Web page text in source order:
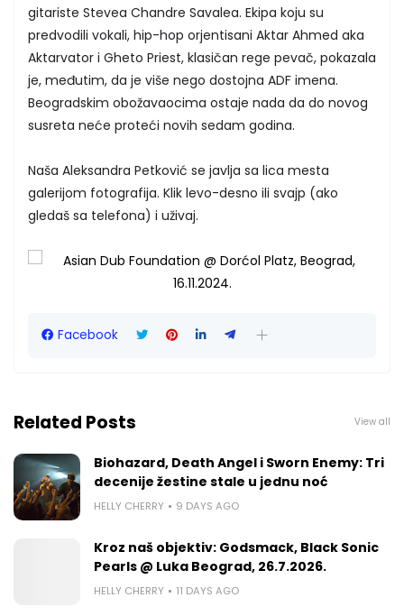
gitariste Stevea Chandre Savalea. Ekipa koju su
predvodili vokali, hip-hop orjentisani Aktar Ahmed aka
Aktarvator i Gheto Priest, klasičan rege pevač, pokazala
je, međutim, da je više nego dostojna ADF imena.
Beogradskim obožavaocima ostaje nada da do novog
susreta neće proteći novih sedam godina.
Naša Aleksandra Petković se javlja sa lica mesta
galerijom fotografija. Klik levo-desno ili svajp (ako
gledaš sa telefona) i uživaj.
Facebook
Related Posts View all
Biohazard, Death Angel i Sworn Enemy: Tri
decenije žestine stale u jednu noć
HELLY CHERRY 9 DAYS AGO
Kroz naš objektiv: Godsmack, Black Sonic
Pearls @ Luka Beograd, 26.7.2026.
HELLY CHERRY 11 DAYS AGO